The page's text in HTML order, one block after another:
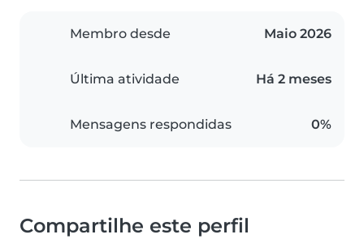
Membro desde Maio 2026
Última atividade Há 2 meses
Mensagens respondidas 0%
Compartilhe este perfil